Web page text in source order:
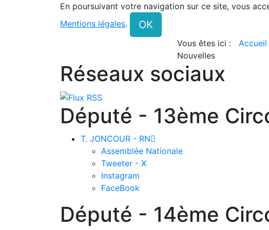
En poursuivant votre navigation sur ce site, vous
Mentions légales. OK
Vous êtes ici : Accueil
Nouvelles
Réseaux sociaux
Député - 13ème
T. JONCOUR - RN
Assemblée Nationale
Tweeter - X
Instagram
FaceBook
Député - 14ème